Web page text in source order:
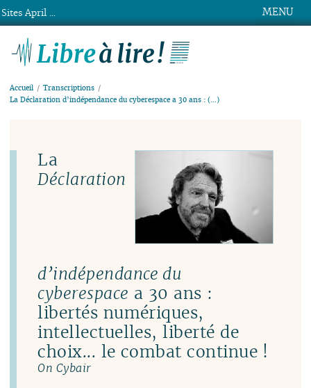
MENU
Accueil
Transcriptions
La Déclaration d’indépendance du cyberespace a 30 ans : (…)
La
Déclaration
d’indépendance du
cyberespace a 30 ans :
libertés numériques,
intellectuelles, liberté de
choix... le combat continue !
On Cybair
Sites April ...